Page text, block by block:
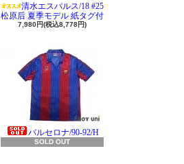
清水エスパルス/18 #25
松原后 夏季モデル 紙タグ付
7,980円(税込8,778円)
バルセロナ/90-92/H
SOLD OUT